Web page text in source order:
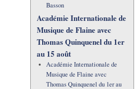
Basson
Académie Internationale de
Musique de Flaine avec
Thomas Quinquenel du 1er
au 15 août
Académie Internationale de
Musique de Flaine avec
Thomas Quinquenel du 1er au